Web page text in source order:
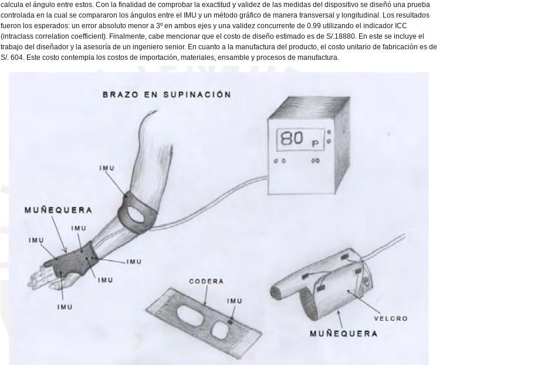
calcula el ángulo entre estos. Con la finalidad de comprobar la exactitud y validez de las medidas del dispositivo se diseñó una prueba
controlada en la cual se compararon los ángulos entre el IMU y un método gráfico de manera transversal y longitudinal. Los resultados
fueron los esperados: un error absoluto menor a 3º en ambos ejes y una validez concurrente de 0.99 utilizando el indicador ICC
(intraclass correlation coefficient). Finalmente, cabe mencionar que el costo de diseño estimado es de S/.18880. En este se incluye el
trabajo del diseñador y la asesoría de un ingeniero senior. En cuanto a la manufactura del producto, el costo unitario de fabricación es de
S/. 604. Este costo contempla los costos de importación, materiales, ensamble y procesos de manufactura.